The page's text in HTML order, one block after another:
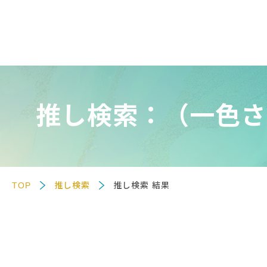
推し検索：（一色
TOP 推し検索 推し検索 結果